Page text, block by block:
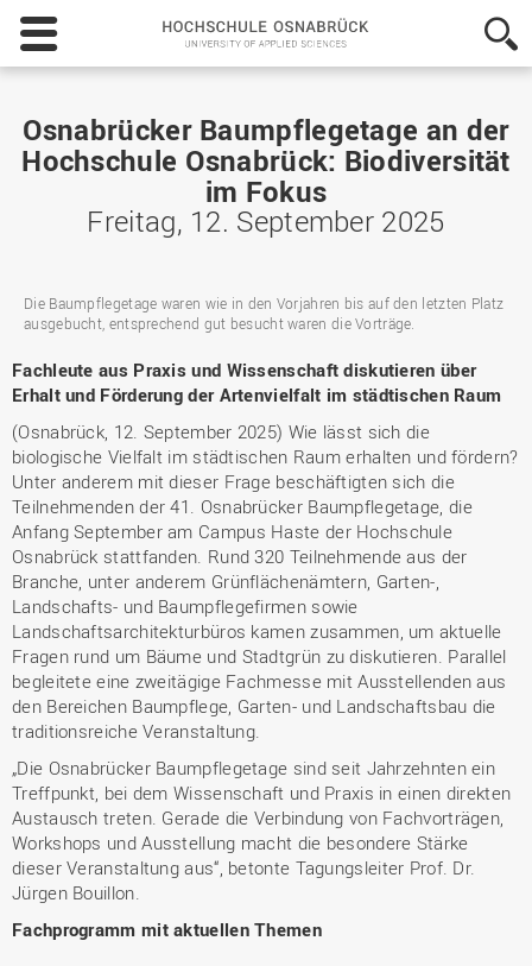
Hochschule
Osnabrück
-
Applied
Sciences
Osnabrücker Baumpflegetage an der
Hochschule Osnabrück: Biodiversität
im Fokus
Freitag, 12. September 2025
Die Baumpflegetage waren wie in den Vorjahren bis auf den letzten Platz
ausgebucht, entsprechend gut besucht waren die Vorträge.
Fachleute aus Praxis und Wissenschaft diskutieren über
Erhalt und Förderung der Artenvielfalt im städtischen Raum
(Osnabrück, 12. September 2025) Wie lässt sich die
biologische Vielfalt im städtischen Raum erhalten und fördern?
Unter anderem mit dieser Frage beschäftigten sich die
Teilnehmenden der 41. Osnabrücker Baumpflegetage, die
Anfang September am Campus Haste der Hochschule
Osnabrück stattfanden. Rund 320 Teilnehmende aus der
Branche, unter anderem Grünflächenämtern, Garten-,
Landschafts- und Baumpflegefirmen sowie
Landschaftsarchitekturbüros kamen zusammen, um aktuelle
Fragen rund um Bäume und Stadtgrün zu diskutieren. Parallel
begleitete eine zweitägige Fachmesse mit Ausstellenden aus
den Bereichen Baumpflege, Garten- und Landschaftsbau die
traditionsreiche Veranstaltung.
„Die Osnabrücker Baumpflegetage sind seit Jahrzehnten ein
Treffpunkt, bei dem Wissenschaft und Praxis in einen direkten
Austausch treten. Gerade die Verbindung von Fachvorträgen,
Workshops und Ausstellung macht die besondere Stärke
dieser Veranstaltung aus“, betonte Tagungsleiter Prof. Dr.
Jürgen Bouillon.
Fachprogramm mit aktuellen Themen